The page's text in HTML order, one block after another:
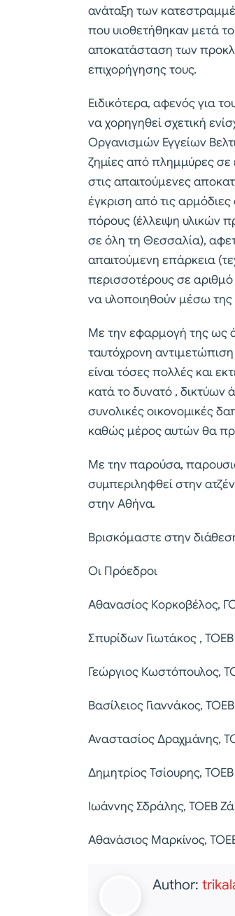
ανάταξη των
που υιοθετήθηκαν μετά
αποκατάσταση των
επιχορήγησης τους.
Ειδικότερα, αφενός για
να χορηγηθεί σχετική
Οργανισμών Εγγείων
ζημίες από πλημμύρες σε
στις απαιτούμενες
έγκριση από τις
πόρους (έλλειψη υλικών
σε όλη τη Θεσσαλία),
απαιτούμενη επάρκεια
περισσοτέρους σε αριθμό
να υλοποιηθούν μέσω της
Με την εφαρμογή της ως
ταυτόχρονη
είναι τόσες πολλές και
κατά το δυνατό ,
συνολικές οικονομικές
καθώς μέρος αυτών θα
Με την παρούσα,
συμπεριληφθεί στην
στην Αθήνα.
Βρισκόμαστε στην
Οι Πρόεδροι
Αθανασίος Κορκοβέλος,
Σπυρίδων Γιωτάκος ,
Γεώργιος Κωστόπουλος,
Βασίλειος Γιαννάκος, ΤΟΕΒ
Αναστασίος Δραχμάνης,
Δημητρίος Τσίουρης,
Ιωάννης Σδράλης, ΤΟΕΒ
Αθανάσιος Μαρκίνος,
Author: